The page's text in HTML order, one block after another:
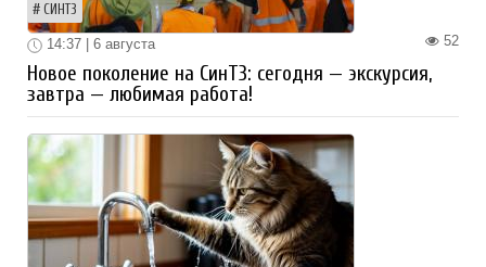
СИНТЗ
52
14:37 | 6 августа
Новое поколение на СинТЗ: сегодня — экскурсия,
завтра — любимая работа!